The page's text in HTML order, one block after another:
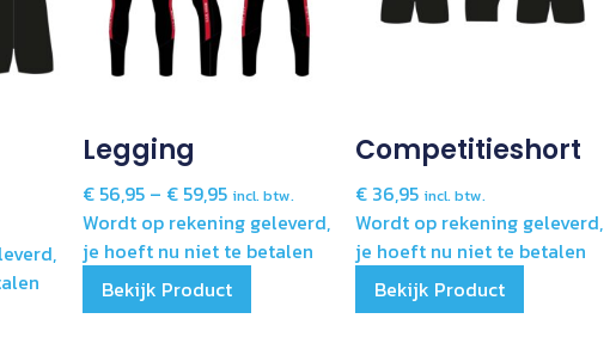
Legging
€56,95– €59,95 incl. btw.
Wordt op rekening geleverd,
je hoeft nu niet te betalen
Bekijk Product
Competitieshort
€ 36,95 incl. btw.
Wordt op rekening geleverd,
je hoeft nu niet te betalen
Bekijk Product